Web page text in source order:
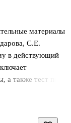
материалы
С.Е.
в действующий
также тест по
вариантам